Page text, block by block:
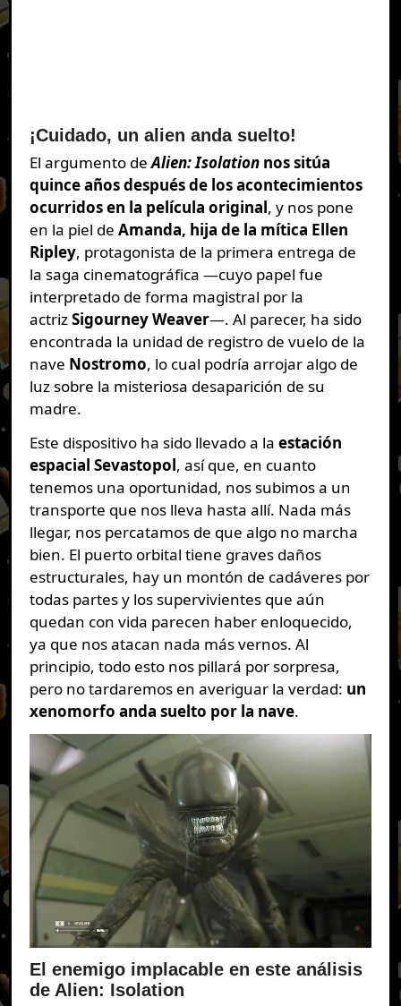
¡Cuidado, un alien anda suelto!
El argumento deAlien: Isolationnos sitúa
quince años después de los acontecimientos
ocurridos en la película original, y nos pone
en la piel de Amanda, hija de la mítica Ellen
Ripley, protagonista de la primera entrega de
la saga cinematográfica —cuyo papel fue
interpretado de forma magistral por la
actrizSigourney Weaver—. Al parecer, ha sido
encontrada la unidad de registro de vuelo de la
nave Nostromo, lo cual podría arrojar algo de
luz sobre la misteriosa desaparición de su
madre.
Este dispositivo ha sido llevado a la estación
espacial Sevastopol, así que, en cuanto
tenemos una oportunidad, nos subimos a un
transporte que nos lleva hasta allí. Nada más
llegar, nos percatamos de que algo no marcha
bien. El puerto orbital tiene graves daños
estructurales, hay un montón de cadáveres por
todas partes y los supervivientes que aún
quedan con vida parecen haber enloquecido,
ya que nos atacan nada más vernos. Al
principio, todo esto nos pillará por sorpresa,
pero no tardaremos en averiguar la verdad: un
xenomorfo anda suelto por la nave.
El enemigo implacable en este análisis
de Alien: Isolation